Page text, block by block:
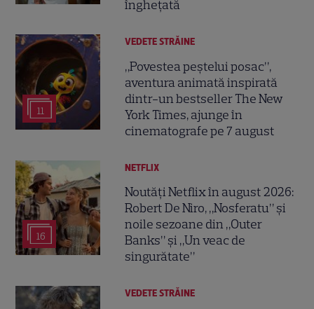
înghețată
11
VEDETE STRĂINE
„Povestea peștelui posac”,
aventura animată inspirată
dintr-un bestseller The New
York Times, ajunge în
cinematografe pe 7 august
16
NETFLIX
Noutăți Netflix în august 2026:
Robert De Niro, „Nosferatu” și
noile sezoane din „Outer
Banks” și „Un veac de
singurătate”
VEDETE STRĂINE